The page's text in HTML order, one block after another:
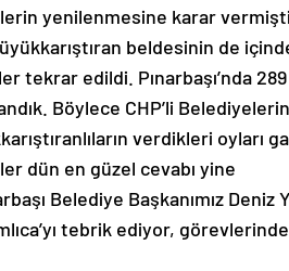
yenilenmesine karar
beldesinin de
edildi. Pınarbaşı’nda
Böylece CHP’li Belediyelerin
verdikleri oyları
dün en güzel cevabı yine
Belediye Başkanımız Deniz
tebrik ediyor, görevlerinde